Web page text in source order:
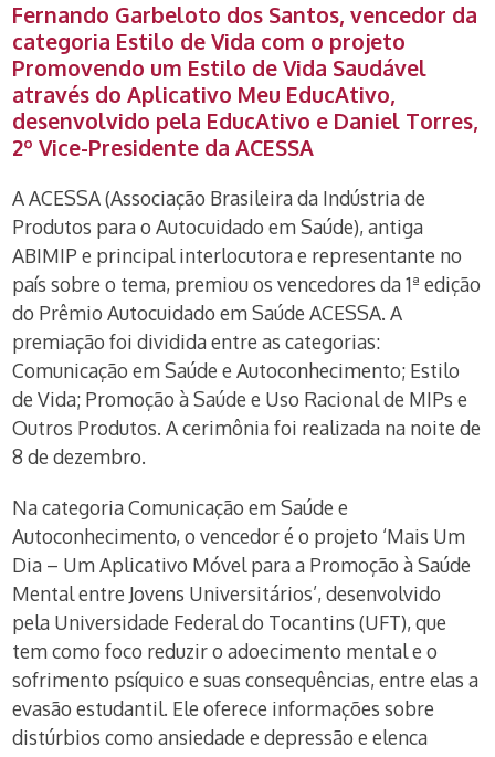
Fernando Garbeloto dos Santos, vencedor da
categoria Estilo de Vida com o projeto
Promovendo um Estilo de Vida Saudável
através do Aplicativo Meu EducAtivo,
desenvolvido pela EducAtivo e Daniel Torres,
2º Vice-Presidente da ACESSA
A ACESSA (Associação Brasileira da Indústria de
Produtos para o Autocuidado em Saúde), antiga
ABIMIP e principal interlocutora e representante no
país sobre o tema, premiou os vencedores da 1ª edição
do Prêmio Autocuidado em Saúde ACESSA. A
premiação foi dividida entre as categorias:
Comunicação em Saúde e Autoconhecimento; Estilo
de Vida; Promoção à Saúde e Uso Racional de MIPs e
Outros Produtos. A cerimônia foi realizada na noite de
8 de dezembro.
Na categoria Comunicação em Saúde e
Autoconhecimento, o vencedor é o projeto ‘Mais Um
Dia – Um Aplicativo Móvel para a Promoção à Saúde
Mental entre Jovens Universitários’, desenvolvido
pela Universidade Federal do Tocantins (UFT), que
tem como foco reduzir o adoecimento mental e o
sofrimento psíquico e suas consequências, entre elas a
evasão estudantil. Ele oferece informações sobre
distúrbios como ansiedade e depressão e elenca